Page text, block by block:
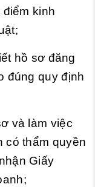
kinh
hồ sơ đăng
đúng quy định
và làm việc
có thẩm quyền
Giấy